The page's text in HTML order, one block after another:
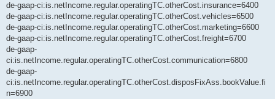
de-gaap-ci:is.netIncome.regular.operatingTC.otherCost.insurance=6400
de-gaap-ci:is.netIncome.regular.operatingTC.otherCost.vehicles=6500
de-gaap-ci:is.netIncome.regular.operatingTC.otherCost.marketing=6600
de-gaap-ci:is.netIncome.regular.operatingTC.otherCost.freight=6700
de-gaap-
ci:is.netIncome.regular.operatingTC.otherCost.communication=6800
de-gaap-
ci:is.netIncome.regular.operatingTC.otherCost.disposFixAss.bookValue.fi
n=6900